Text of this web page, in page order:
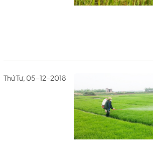
Thứ Tư, 05-12-2018